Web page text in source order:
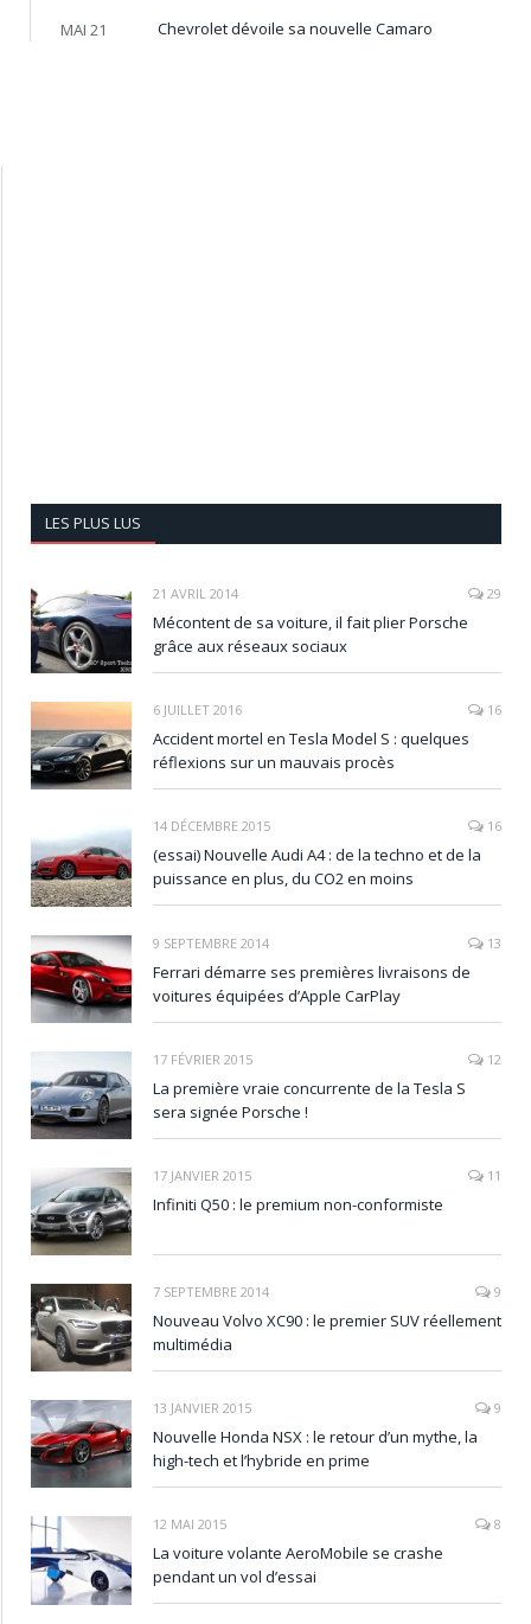
MAI 21 Chevrolet dévoile sa nouvelle Camaro
LES PLUS LUS
21 AVRIL 2014 29
Mécontent de sa voiture, il fait plier Porsche
grâce aux réseaux sociaux
6 JUILLET 2016 16
Accident mortel en Tesla Model S : quelques
réflexions sur un mauvais procès
14 DÉCEMBRE 2015 16
(essai) Nouvelle Audi A4 : de la techno et de la
puissance en plus, du CO2 en moins
9 SEPTEMBRE 2014 13
Ferrari démarre ses premières livraisons de
voitures équipées d’Apple CarPlay
17 FÉVRIER 2015 12
La première vraie concurrente de la Tesla S
sera signée Porsche !
17 JANVIER 2015 11
Infiniti Q50 : le premium non-conformiste
7 SEPTEMBRE 2014 9
Nouveau Volvo XC90 : le premier SUV réellement
multimédia
13 JANVIER 2015 9
Nouvelle Honda NSX : le retour d’un mythe, la
high-tech et l’hybride en prime
12 MAI 2015 8
La voiture volante AeroMobile se crashe
pendant un vol d’essai